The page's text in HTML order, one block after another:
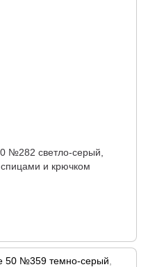
№282 светло-серый,
и крючком